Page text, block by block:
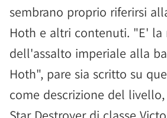
sembrano proprio riferirsi
Hoth e altri contenuti. "E' la
dell'assalto imperiale alla
Hoth", pare sia scritto su
come descrizione del